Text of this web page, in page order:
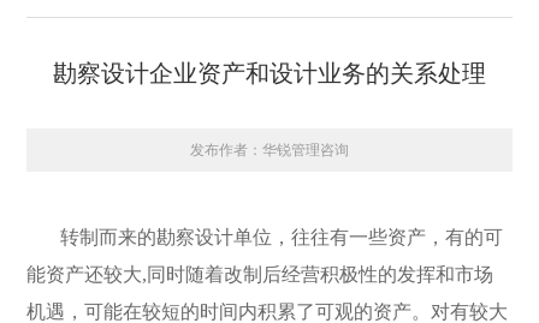
勘察设计企业资产和设计业务的关系处理
发布作者：华锐管理咨询
转制而来的勘察设计单位，往往有一些资产，有的可
能资产还较大,同时随着改制后经营积极性的发挥和市场
机遇，可能在较短的时间内积累了可观的资产。对有较大